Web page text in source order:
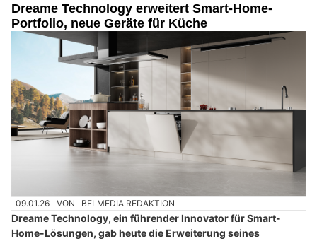
Dreame Technology erweitert Smart-Home-
Portfolio, neue Geräte für Küche
09.01.26 VON BELMEDIA REDAKTION
Dreame Technology, ein führender Innovator für Smart-
Home-Lösungen, gab heute die Erweiterung seines